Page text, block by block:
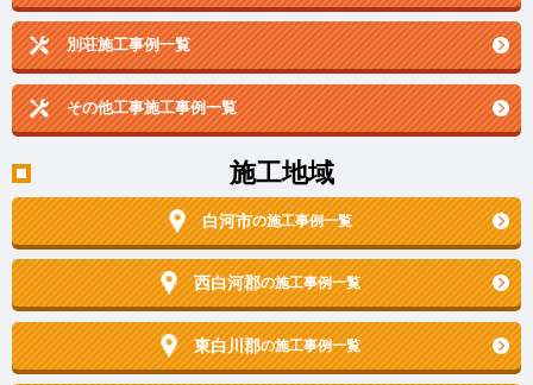
別荘施工事例一覧
その他工事施工事例一覧
施工地域
白河市の施工事例一覧
西白河郡の施工事例一覧
東白川郡の施工事例一覧